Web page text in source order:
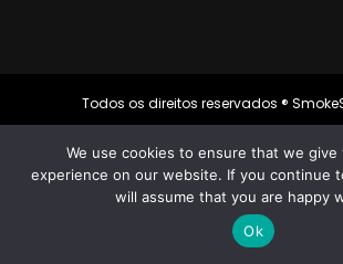
Todos os direitos reservados ®
2020
Política de privacidade |
| Termos &
We use cookies to ensure that we
experience on our website. If you continue
will assume that you are happy
Ok